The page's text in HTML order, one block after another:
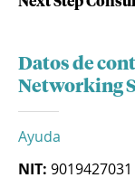
Datos de
Networking
Ayuda
NIT: 9019427031